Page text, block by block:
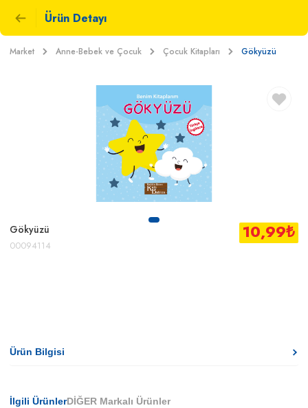
Ürün Detayı
Market Anne-Bebek ve Çocuk Çocuk Kitapları Gökyüzü
Gökyüzü
00094114
10,99₺
Ürün Bilgisi
İlgili ÜrünlerDİĞER Markalı Ürünler